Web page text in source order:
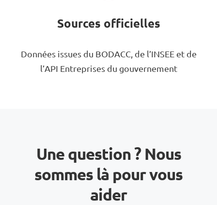
Sources officielles
Données issues du BODACC, de l’INSEE et de
l’API Entreprises du gouvernement
Une question ? Nous
sommes là pour vous
aider